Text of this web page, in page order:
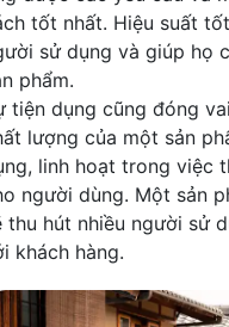
tốt nhất. Hiệu suất
sử dụng và giúp họ
phẩm.
tiện dụng cũng đóng
lượng của một sản
linh hoạt trong việc
người dùng. Một sản
thu hút nhiều người sử
khách hàng.